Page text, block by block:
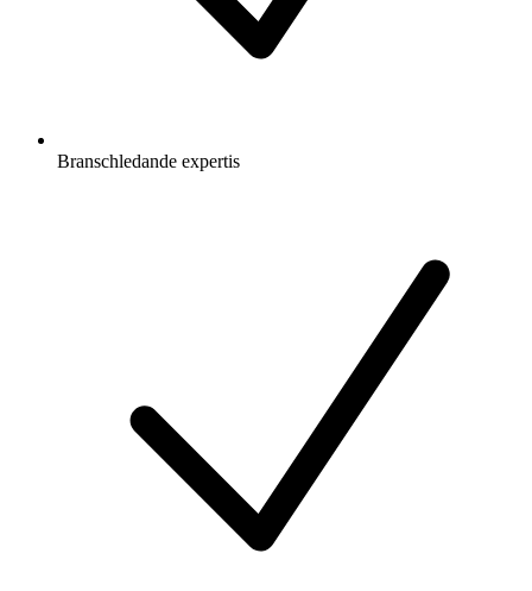
Branschledande expertis